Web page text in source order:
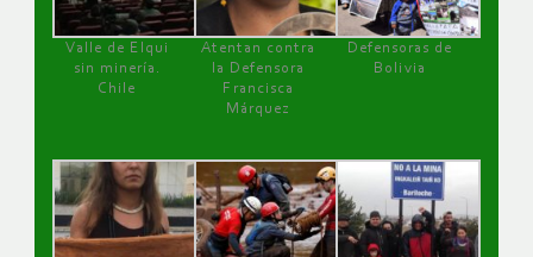
Valle de Elqui
sin minería.
Chile
Atentan contra
la Defensora
Francisca
Márquez
Defensoras de
Bolivia